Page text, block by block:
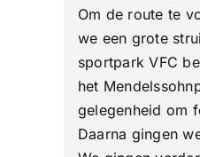
Om de route te
we een grote
sportpark VFC
het
gelegenheid om
Daarna gingen